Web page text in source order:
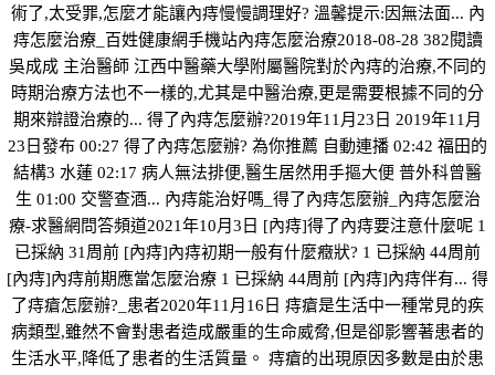
術了,太受罪,怎麼才能讓內痔慢慢調理好? 溫馨提示:因無法面... 內
痔怎麼治療_百姓健康網手機站內痔怎麼治療2018-08-28 382閱讀
吳成成 主治醫師 江西中醫藥大學附屬醫院對於內痔的治療,不同的
時期治療方法也不一樣的,尤其是中醫治療,更是需要根據不同的分
期來辯證治療的... 得了內痔怎麼辦?2019年11月23日 2019年11月
23日發布 00:27 得了內痔怎麼辦? 為你推薦 自動連播 02:42 福田的
結構3 水蓮 02:17 病人無法排便,醫生居然用手摳大便 普外科曾醫
生 01:00 交警查酒... 內痔能治好嗎_得了內痔怎麼辦_內痔怎麼治
療-求醫網問答頻道2021年10月3日 [內痔]得了內痔要注意什麼呢 1
已採納 31周前 [內痔]內痔初期一般有什麼癥狀? 1 已採納 44周前
[內痔]內痔前期應當怎麼治療 1 已採納 44周前 [內痔]內痔伴有... 得
了痔瘡怎麼辦?_患者2020年11月16日 痔瘡是生活中一種常見的疾
病類型,雖然不會對患者造成嚴重的生命威脅,但是卻影響著患者的
生活水平,降低了患者的生活質量。 痔瘡的出現原因多數是由於患